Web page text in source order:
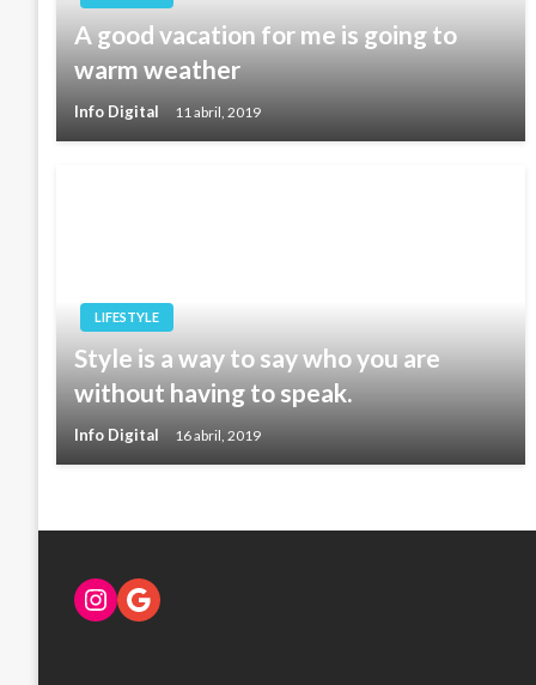
A good vacation for me is going to
warm weather
Info Digital 11 abril, 2019
LIFESTYLE
Style is a way to say who you are
without having to speak.
Info Digital 16 abril, 2019
Instagram
Google